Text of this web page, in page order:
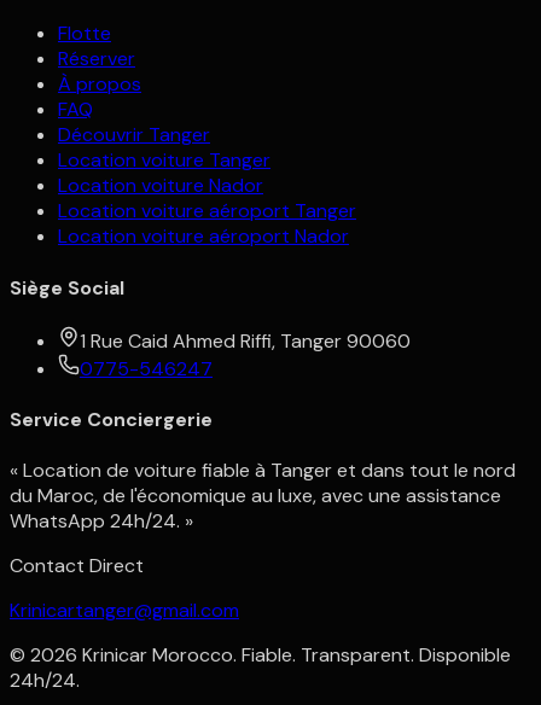
Flotte
Réserver
À propos
FAQ
Découvrir Tanger
Location voiture Tanger
Location voiture Nador
Location voiture aéroport Tanger
Location voiture aéroport Nador
Siège Social
1 Rue Caid Ahmed Riffi, Tanger 90060
0775-546247
Service Conciergerie
« Location de voiture fiable à Tanger et dans tout le nord
du Maroc, de l'économique au luxe, avec une assistance
WhatsApp 24h/24. »
Contact Direct
Krinicartanger@gmail.com
© 2026 Krinicar Morocco. Fiable. Transparent. Disponible
24h/24.